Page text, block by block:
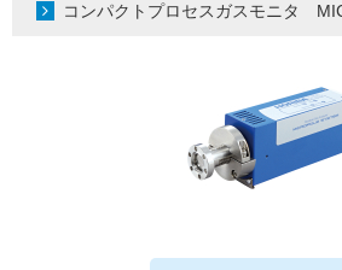
コンパクトプロセスガスモニタ